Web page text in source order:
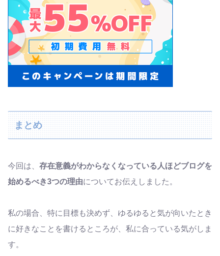
まとめ
今回は、 存在意義がわからなくなっている人ほどブログを
始めるべき3つの理由についてお伝えしました。
私の場合、特に目標も決めず、ゆるゆると気が向いたとき
に好きなことを書けるところが、私に合っている気がしま
す。